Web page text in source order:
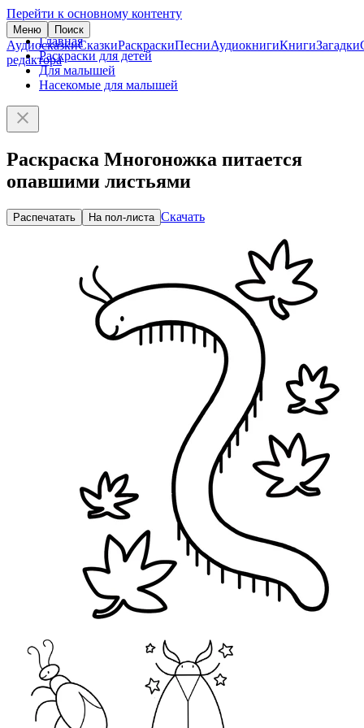
Перейти к основному контенту
Меню Поиск
АудиосказкиСказкиРаскраскиПесниАудиокнигиКнигиЗагадки
редактора
Главная
Раскраски для детей
Для малышей
Насекомые для малышей
Раскраска Многоножка питается
опавшими листьями
Распечатать На пол-листа Скачать